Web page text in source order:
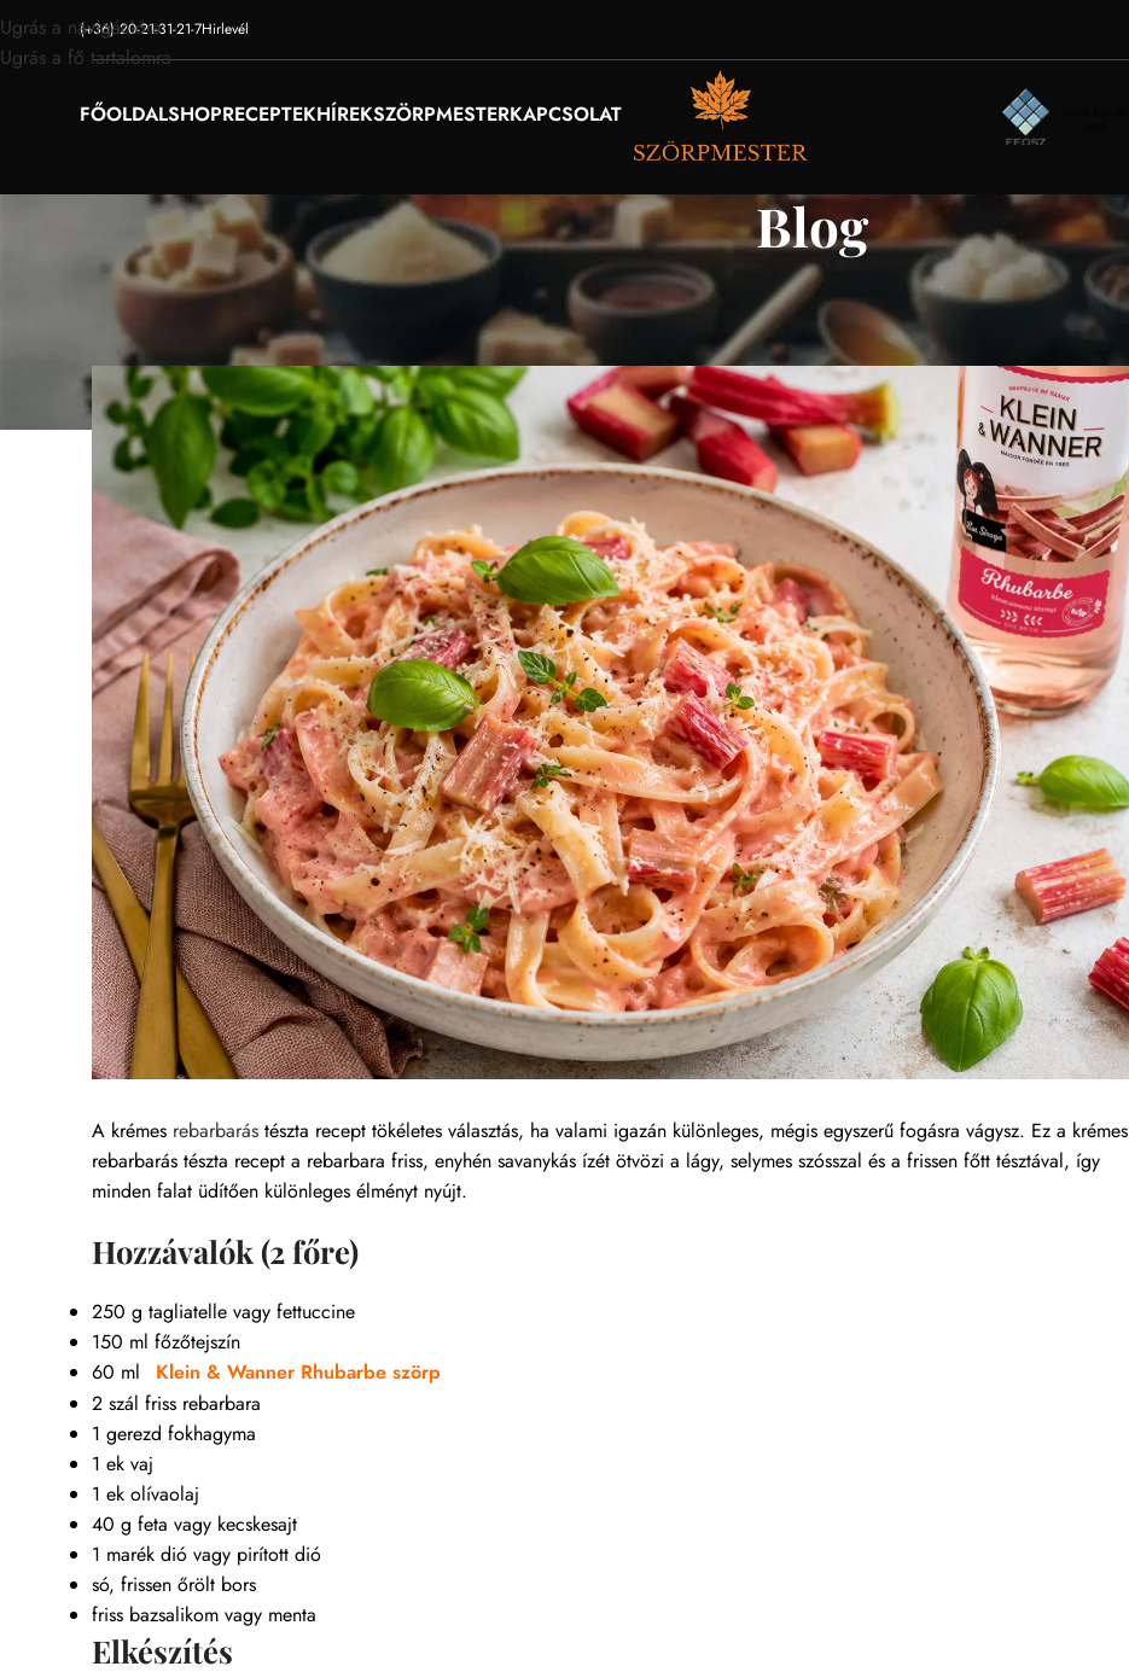
Ugrás a navigációra
Ugrás a fő tartalomra
(+36) 20-21-31-21-7Hirlevél
FŐOLDALSHOPRECEPTEKHÍREKSZÖRPMESTERKAPCSOLAT
Blog
GASZTRONÓMIA,RECEPTEK
Rebarbarás-krémes tészta Klein & Wanner Rebarbara szörppel
Be 2026. május 13.
A krémes rebarbarás tészta recept tökéletes választás, ha valami igazán különleges, mégis egyszerű fogásra vágysz. Ez a krémes
rebarbarás tészta recept a rebarbara friss, enyhén savanykás ízét ötvözi a lágy, selymes szósszal és a frissen főtt tésztával, így
minden falat üdítően különleges élményt nyújt.
Hozzávalók (2 főre)
250 g tagliatelle vagy fettuccine
150 ml főzőtejszín
60 ml
Klein & Wanner Rhubarbe szörp
2 szál friss rebarbara
1 gerezd fokhagyma
1 ek vaj
1 ek olívaolaj
40 g feta vagy kecskesajt
1 marék dió vagy pirított dió
só, frissen őrölt bors
friss bazsalikom vagy menta
Elkészítés